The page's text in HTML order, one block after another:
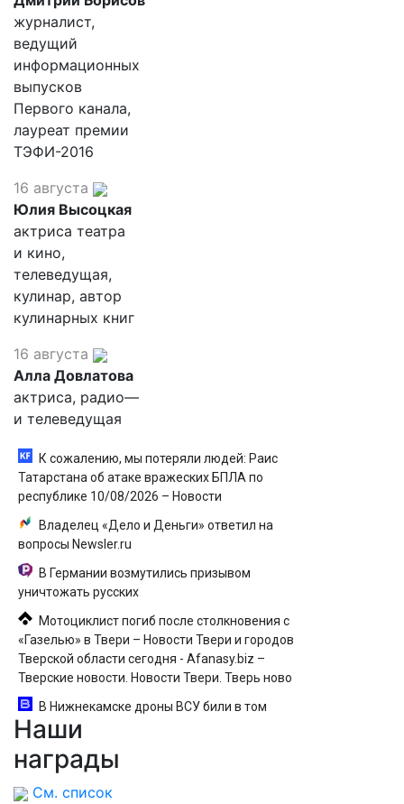
журналист,
ведущий
информационных
выпусков
Первого канала,
лауреат премии
ТЭФИ-2016
16 августа
Юлия Высоцкая
актриса театра
и кино,
телеведущая,
кулинар, автор
кулинарных книг
16 августа
Алла Довлатова
актриса, радио—
и телеведущая
К сожалению, мы потеряли людей: Раис
Татарстана об атаке вражеских БПЛА по
республике 10/08/2026 – Новости
Владелец «Дело и Деньги» ответил на
вопросы Newsler.ru
В Германии возмутились призывом
уничтожать русских
Мотоциклист погиб после столкновения с
«Газелью» в Твери – Новости Твери и городов
Тверской области сегодня - Afanasy.biz –
Тверские новости. Новости Твери. Тверь ново
В Нижнекамске дроны ВСУ били в том
числе по гражданским объектам - Новости на
Наши
награды
См. список